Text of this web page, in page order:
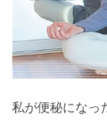
私が便秘になっ